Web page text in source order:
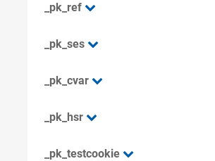
_pk_ref
_pk_ses
_pk_cvar
_pk_hsr
_pk_testcookie